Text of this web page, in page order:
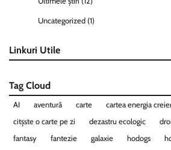
Uncategorized (1)
Linkuri Utile
Tag Cloud
AI aventură carte cartea energia
citșste o carte pe zi
dezastru ecologic
fantasy
fantezie galaxie hodogs